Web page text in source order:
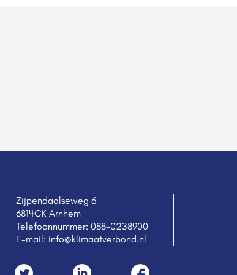
Zijpendaalseweg 6
6814CK Arnhem
Telefoonnummer: 088-0238900
E-mail: info@klimaatverbond.nl